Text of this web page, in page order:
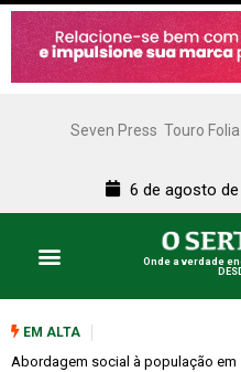
Seven Press Touro
6 de agosto de
Onde a verdade
EM ALTA Cemitérios terão